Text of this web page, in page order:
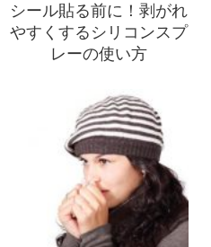
シール貼る前に！剥がれ
やすくするシリコンスプ
レーの使い方